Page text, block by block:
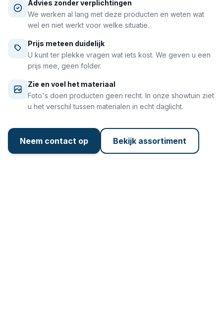
Advies zonder verplichtingen
We werken al lang met deze producten en weten wat
wel en niet werkt voor welke situatie.
Prijs meteen duidelijk
U kunt ter plekke vragen wat iets kost. We geven u een
prijs mee, geen folder.
Zie en voel het materiaal
Foto's doen producten geen recht. In onze showtuin ziet
u het verschil tussen materialen in echt daglicht.
Neem contact op Bekijk assortiment